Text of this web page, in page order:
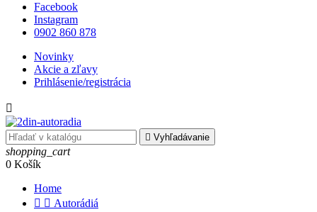
Facebook
Instagram
0902 860 878
Novinky
Akcie a zľavy
Prihlásenie/registrácia

 Vyhľadávanie
shopping_cart
0 Košík
Home
  Autorádiá